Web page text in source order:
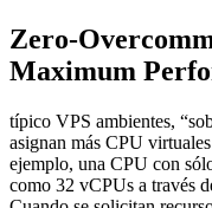
Zero-
Maximum
típico VPS ambientes,
asignan más CPU
ejemplo, una CPU con
como 32 vCPUs a través